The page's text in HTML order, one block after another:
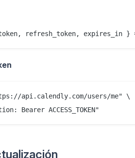
api.calendly.com/users/me" \